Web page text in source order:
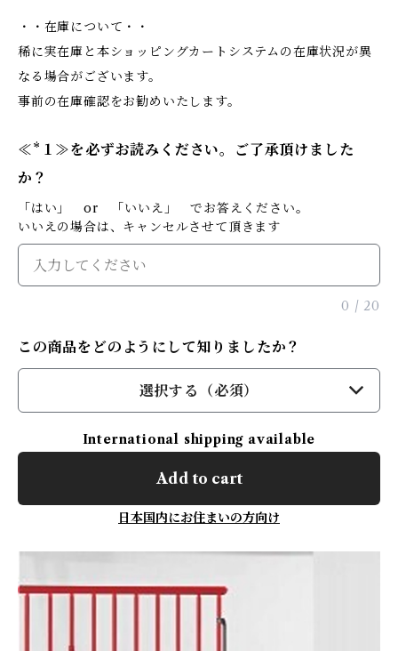
・・在庫について・・
稀に実在庫と本ショッピングカートシステムの在庫状況が異
なる場合がございます。
事前の在庫確認をお勧めいたします。
≪*１≫を必ずお読みください。ご了承頂けました
か？
「はい」 or 「いいえ」 でお答えください。
いいえの場合は、キャンセルさせて頂きます
0 / 20
この商品をどのようにして知りましたか？
選択する（必須）
International shipping available
Add to cart
日本国内にお住まいの方向け